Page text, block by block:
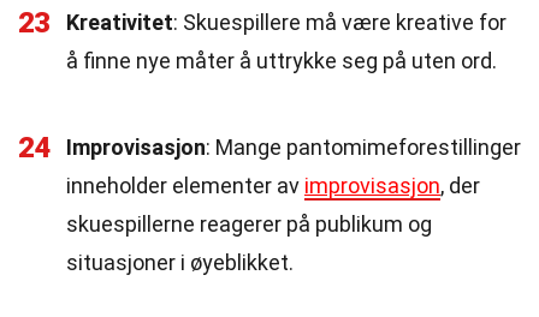
23 Kreativitet: Skuespillere må være kreative for
å finne nye måter å uttrykke seg på uten ord.
24 Improvisasjon: Mange pantomimeforestillinger
inneholder elementer av improvisasjon, der
skuespillerne reagerer på publikum og
situasjoner i øyeblikket.